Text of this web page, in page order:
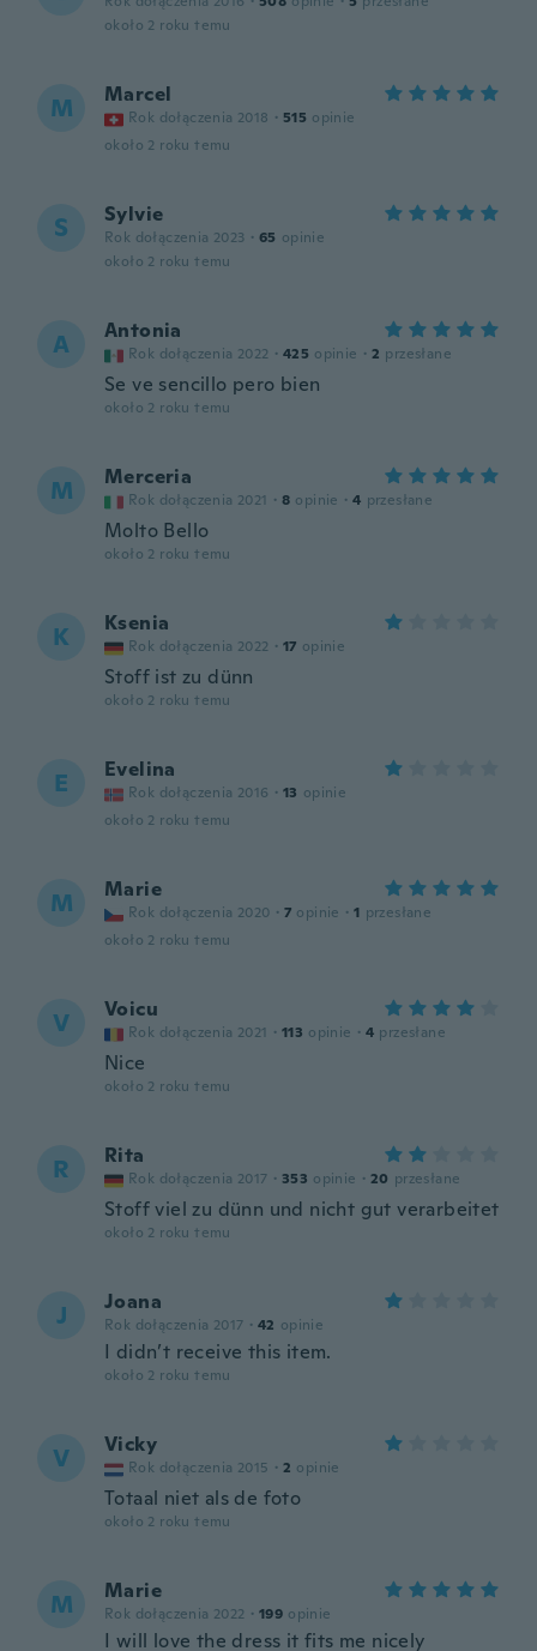
około 2 roku temu
M Marcel
Rok dołączenia 2018 · 515 opinie
około 2 roku temu
S Sylvie
Rok dołączenia 2023 · 65 opinie
około 2 roku temu
A Antonia
Rok dołączenia 2022 · 425 opinie · 2 przesłane
Se ve sencillo pero bien
około 2 roku temu
M Merceria
Rok dołączenia 2021 · 8 opinie · 4 przesłane
Molto Bello
około 2 roku temu
K Ksenia
Rok dołączenia 2022 · 17 opinie
Stoff ist zu dünn
około 2 roku temu
E Evelina
Rok dołączenia 2016 · 13 opinie
około 2 roku temu
M Marie
Rok dołączenia 2020 · 7 opinie · 1 przesłane
około 2 roku temu
V Voicu
Rok dołączenia 2021 · 113 opinie · 4 przesłane
Nice
około 2 roku temu
R Rita
Rok dołączenia 2017 · 353 opinie · 20 przesłane
Stoff viel zu dünn und nicht gut verarbeitet
około 2 roku temu
J Joana
Rok dołączenia 2017 · 42 opinie
I didn’t receive this item.
około 2 roku temu
V Vicky
Rok dołączenia 2015 · 2 opinie
Totaal niet als de foto
około 2 roku temu
M Marie
Rok dołączenia 2022 · 199 opinie
I will love the dress it fits me nicely